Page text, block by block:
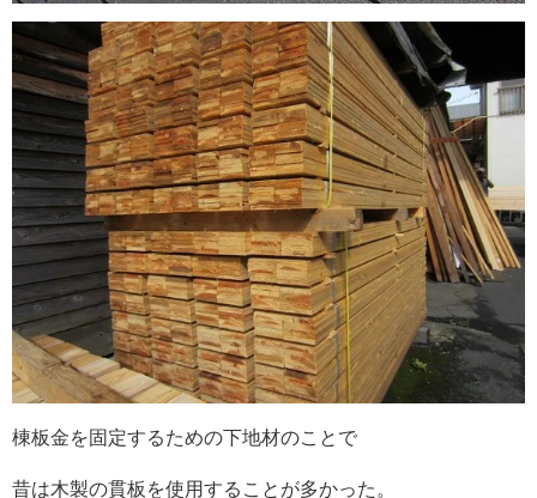
棟板金を固定するための下地材のことで
昔は木製の貫板を使用することが多かった。